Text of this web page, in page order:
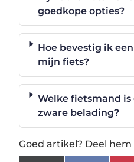
goedkope opties?
Hoe bevestig ik
mijn fiets?
Welke fietsmand is
zware belading?
Goed artikel? Deel hem